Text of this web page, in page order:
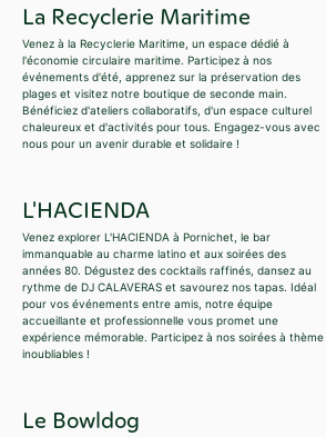
La Recyclerie Maritime
Venez à la Recyclerie Maritime, un espace dédié à
l'économie circulaire maritime. Participez à nos
événements d'été, apprenez sur la préservation des
plages et visitez notre boutique de seconde main.
Bénéficiez d'ateliers collaboratifs, d'un espace culturel
chaleureux et d'activités pour tous. Engagez-vous avec
nous pour un avenir durable et solidaire !
L'HACIENDA
Venez explorer L'HACIENDA à Pornichet, le bar
immanquable au charme latino et aux soirées des
années 80. Dégustez des cocktails raffinés, dansez au
rythme de DJ CALAVERAS et savourez nos tapas. Idéal
pour vos événements entre amis, notre équipe
accueillante et professionnelle vous promet une
expérience mémorable. Participez à nos soirées à thème
inoubliables !
Le Bowldog